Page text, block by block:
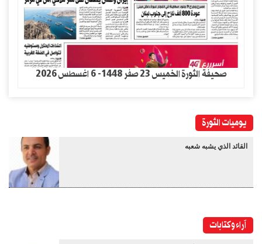
صحيفة الثورة الخميس 23 صفر 1448- 6 اغسطس 2026
يوميات الثورة
القائد الذي يشبه شعبه
آراء وكتابات